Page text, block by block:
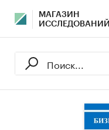
МАГАЗИН
ИССЛЕДОВАНИЙ